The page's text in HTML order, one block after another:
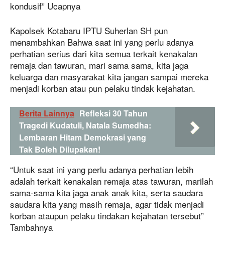
kondusif” Ucapnya
Kapolsek Kotabaru IPTU Suherlan SH pun
menambahkan Bahwa saat ini yang perlu adanya
perhatian serius dari kita semua terkait kenakalan
remaja dan tawuran, mari sama sama, kita jaga
keluarga dan masyarakat kita jangan sampai mereka
menjadi korban atau pun pelaku tindak kejahatan.
Berita Lainnya Refleksi 30 Tahun
Tragedi Kudatuli, Natala Sumedha:
Lembaran Hitam Demokrasi yang
Tak Boleh Dilupakan!
“Untuk saat ini yang perlu adanya perhatian lebih
adalah terkait kenakalan remaja atas tawuran, marilah
sama-sama kita jaga anak anak kita, serta saudara
saudara kita yang masih remaja, agar tidak menjadi
korban ataupun pelaku tindakan kejahatan tersebut”
Tambahnya